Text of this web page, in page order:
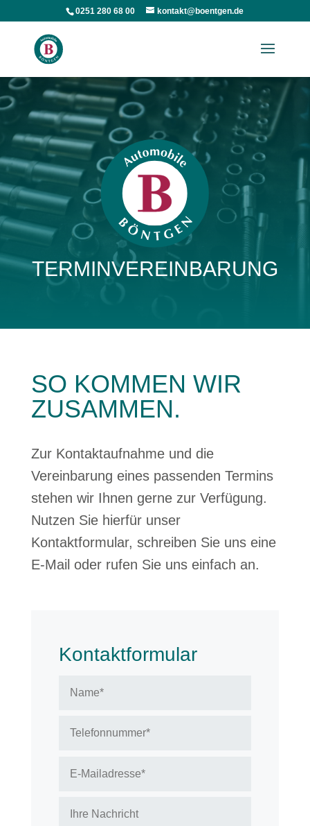
0251 280 68 00 kontakt@boentgen.de
TERMINVEREINBARUNG
SO KOMMEN WIR
ZUSAMMEN.
Zur Kontaktaufnahme und die
Vereinbarung eines passenden Termins
stehen wir Ihnen gerne zur Verfügung.
Nutzen Sie hierfür unser
Kontaktformular, schreiben Sie uns eine
E-Mail oder rufen Sie uns einfach an.
Kontaktformular